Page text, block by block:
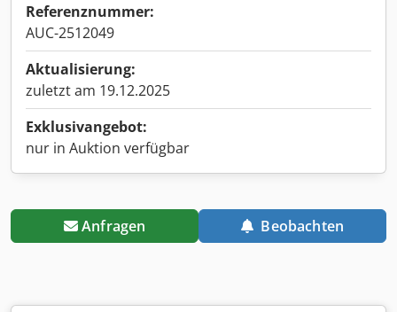
Referenznummer:
AUC-2512049
Aktualisierung:
zuletzt am 19.12.2025
Exklusivangebot:
nur in Auktion verfügbar
Anfragen Beobachten